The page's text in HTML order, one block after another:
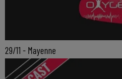
29/11 - Mayenne